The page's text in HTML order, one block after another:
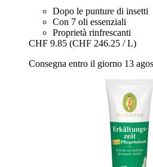
Dopo le punture di insetti
Con 7 oli essenziali
Proprietà rinfrescanti
CHF 9.85 (CHF 246.25 / L)
Consegna entro il giorno 13